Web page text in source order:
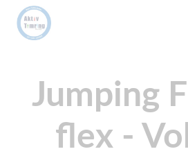
Jumping
flex -